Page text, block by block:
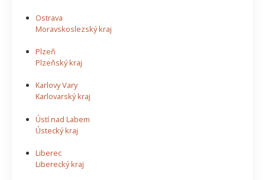
Ostrava
Moravskoslezský kraj
Plzeň
Plzeňský kraj
Karlovy Vary
Karlovarský kraj
Ústí nad Labem
Ústecký kraj
Liberec
Liberecký kraj